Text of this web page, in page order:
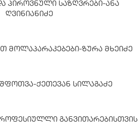
Პიროვნული Საზღვრები-Ანა
Ღვინიანიძე
Მოლაპარაკებები-Ზურა Მხეიძე
Ქეთევან Სილაგაძე
Განვითარებისთვის